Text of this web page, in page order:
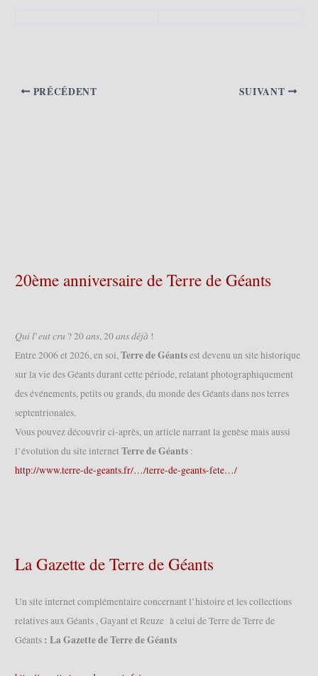
PRÉCÉDENT SUIVANT
20ème anniversaire de Terre de Géants
𝑄𝑢𝑖 𝑙’𝑒𝑢𝑡 𝑐𝑟𝑢 ? 20 𝑎𝑛𝑠, 20 𝑎𝑛𝑠 𝑑𝑒́𝑗𝑎̀ !
Entre 2006 et 2026, en soi,Terre de Géantsest devenu un site historique
sur la vie des Géants durant cette période, relatant photographiquement
des événements, petits ou grands, du monde des Géants dans nos terres
septentrionales.
Vous pouvez découvrir ci-après, un article narrant la genèse mais aussi
l’évolution du site internet Terre de Géants :
http://www.terre-de-geants.fr/…/terre-de-geants-fete…/
La Gazette de Terre de Géants
Un site internet complémentaire concernant l’histoire et les collections
relatives aux Géants , Gayant et Reuze à celui de Terre de Terre de
Géants : La Gazette de Terre de Géants